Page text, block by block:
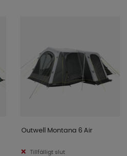
Outwell Montana 6 Air
Tillfälligt slut